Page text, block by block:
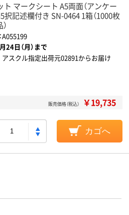
ト マークシート A5両面（アンケー
5択記述欄付き SN-0464 1箱（1000枚
A055199
24日（月）まで
アスクル指定出荷元02891からお届け
販売価格（税込） ￥19,735
カゴへ